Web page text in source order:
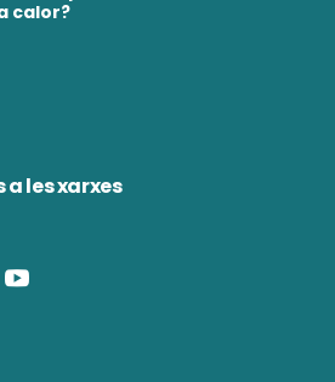
calor?
a les xarxes